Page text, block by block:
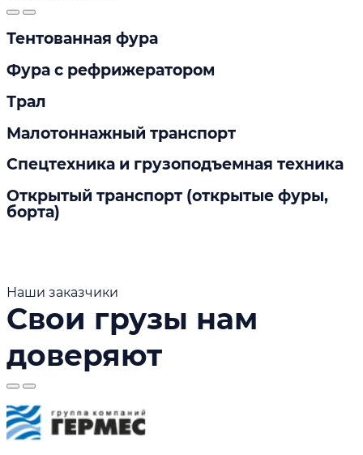
Тентованная фура
Фура с рефрижератором
Трал
Малотоннажный транспорт
Спецтехника и грузоподъемная техника
Открытый транспорт (открытые фуры,
борта)
Наши заказчики
Свои грузы нам
доверяют